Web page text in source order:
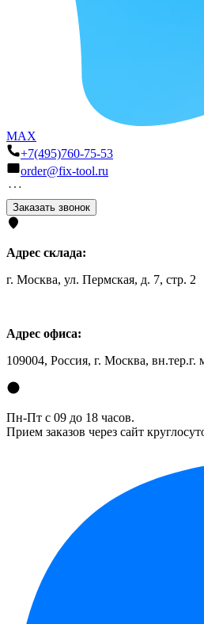
MAX
+7(495)760-75-53
order@fix-tool.ru
Заказать звонок
Адрес склада:
г. Москва, ул. Пермская, д. 7, стр. 2
Адрес офиса:
109004, Россия, г. Москва,
Пн-Пт с 09 до 18 часов.
Прием заказов через сайт